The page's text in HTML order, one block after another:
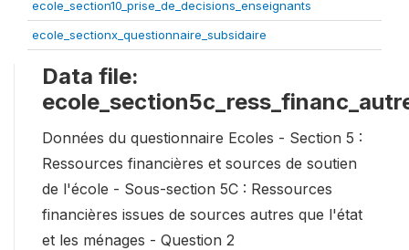
ecole_section10_prise_de_decisions_enseignants
ecole_sectionx_questionnaire_subsidaire
Data file:
Données du questionnaire Ecoles - Section 5 :
Ressources financières et sources de soutien
de l'école - Sous-section 5C : Ressources
financières issues de sources autres que l'état
et les ménages - Question 2